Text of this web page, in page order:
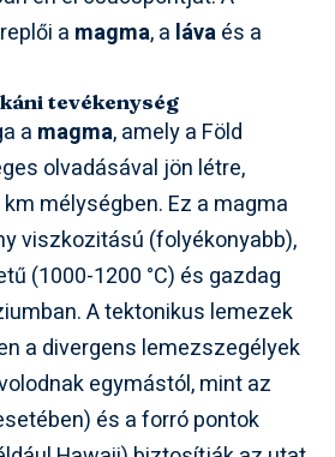
a magma, a lávaés a
tevékenység
a magma, amely a Föld
olvadásával jön létre,
mélységben. Ez a magma
viszkozitású (folyékonyabb),
(1000-1200 °C) és gazdag
A tektonikus lemezek
a divergens lemezszegélyek
egymástól, mint az
és a forró pontok